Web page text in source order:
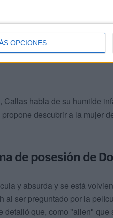
OPCIONES
habla de su humilde
descubrir a la mujer
de posesión de
y absurda y se está
ser preguntado por la
que, como "alien"